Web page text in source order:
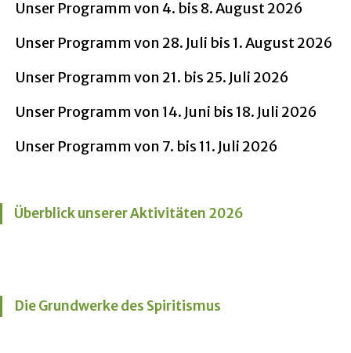
Unser Programm von 4. bis 8. August 2026
Unser Programm von 28. Juli bis 1. August 2026
Unser Programm von 21. bis 25. Juli 2026
Unser Programm von 14. Juni bis 18. Juli 2026
Unser Programm von 7. bis 11. Juli 2026
Überblick unserer Aktivitäten 2026
Die Grundwerke des Spiritismus